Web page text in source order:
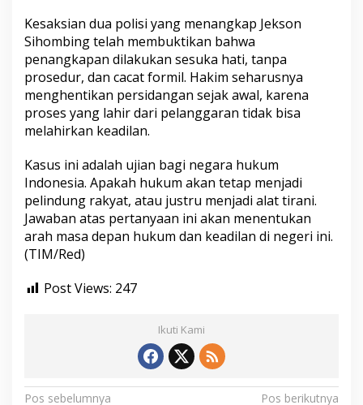
Kesaksian dua polisi yang menangkap Jekson
Sihombing telah membuktikan bahwa
penangkapan dilakukan sesuka hati, tanpa
prosedur, dan cacat formil. Hakim seharusnya
menghentikan persidangan sejak awal, karena
proses yang lahir dari pelanggaran tidak bisa
melahirkan keadilan.
Kasus ini adalah ujian bagi negara hukum
Indonesia. Apakah hukum akan tetap menjadi
pelindung rakyat, atau justru menjadi alat tirani.
Jawaban atas pertanyaan ini akan menentukan
arah masa depan hukum dan keadilan di negeri ini.
(TIM/Red)
Post Views: 247
Ikuti Kami
Pos sebelumnya
Pos berikutnya